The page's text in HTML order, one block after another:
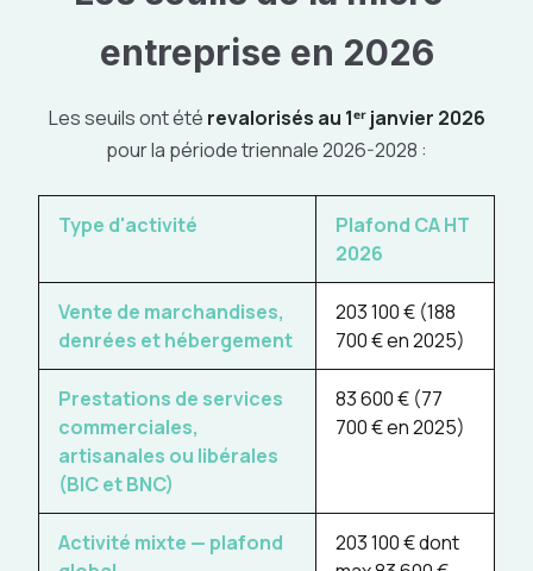
entreprise en 2026
Les seuils ont été revalorisés au 1ᵉʳ janvier 2026
pour la période triennale 2026-2028 :
Type d'activité
Plafond CA HT
2026
Vente de marchandises,
denrées et hébergement
203 100 € (188
700 € en 2025)
Prestations de services
commerciales,
artisanales ou libérales
(BIC et BNC)
83 600 € (77
700 € en 2025)
Activité mixte — plafond
203 100 €dont